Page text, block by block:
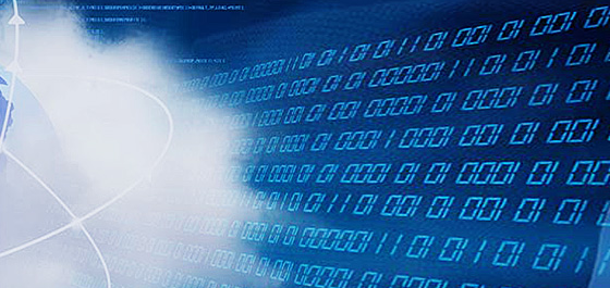
化学服务
分析与制剂服务
创新药的研发与注册
绿色低碳可持续发展
体系认证
企业新闻
活动播报
视频中心
行业资讯
对外公示
成长发展在乐威
快乐生活在乐威
校园招聘
社会招聘
全球招聘
联系我们
业务咨询